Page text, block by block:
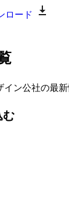
ロード
イン公社の最新
む